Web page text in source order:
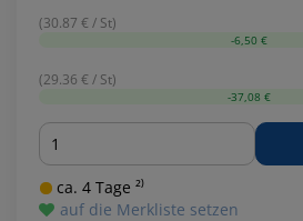
(30.87 € / St)
-6,50 €
(29.36 € / St)
-37,08 €
Menge
ca. 4 Tage ²⁾
auf die Merkliste setzen